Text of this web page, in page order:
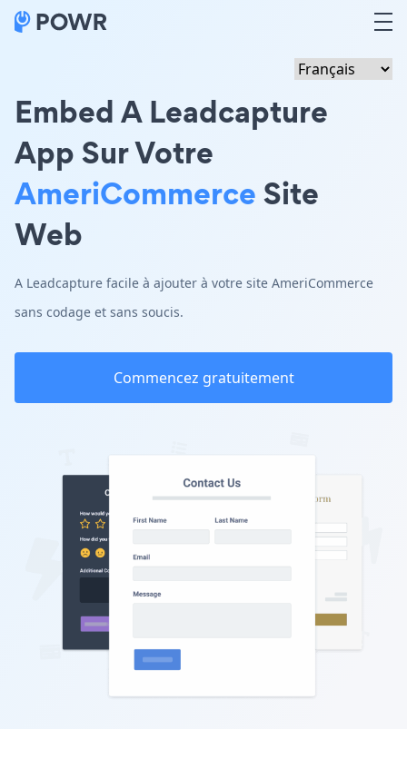
Embed A Leadcapture
App Sur Votre
AmeriCommerceSite
Web
A Leadcapture facile à ajouter à votre site AmeriCommerce
sans codage et sans soucis.
Commencez gratuitement